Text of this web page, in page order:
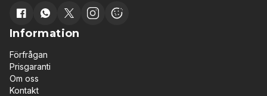
Information
Förfrågan
Prisgaranti
Om oss
Kontakt